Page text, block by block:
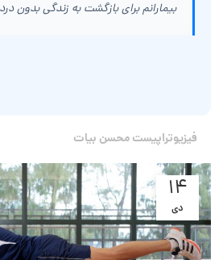
بیمارانم برای بازگشت به زندگی بدون
فیزیوتراپیست محسن بیات
۱۴
دی